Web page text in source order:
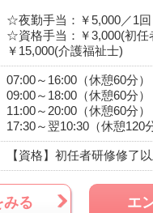
☆夜勤手当：￥5,000／1回
☆資格手当：￥3,000(初任
￥15,000(介護福祉士)
07:00～16:00（休憩60分）
09:00～18:00（休憩60分）
11:00～20:00（休憩60分）
17:30～翌10:30（休憩120
【資格】 初任者研修修了以
みる エ